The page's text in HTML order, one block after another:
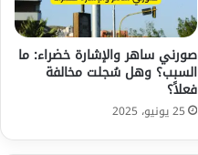
صورني ساهر والإشارة خضراء: ما
السبب؟ وهل سُجلت مخالفة
فعلاً؟
25 يونيو، 2025